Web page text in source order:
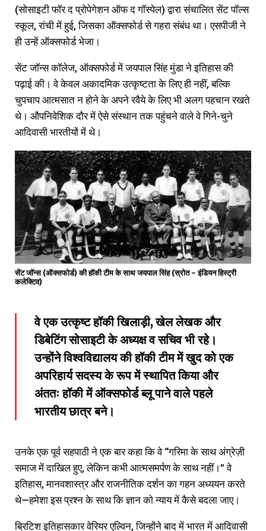
(सोसाइटी फॉर द प्रोपेगेशन ऑफ द गॉस्पेल) द्वारा संचालित सेंट पॉल्स
स्कूल, रांची में हुई, जिसका ऑक्सफोर्ड से गहरा संबंध था। एसपीजी ने
ही उन्हें ऑक्सफोर्ड भेजा।
सेंट जॉन्स कॉलेज, ऑक्सफोर्ड में जयपाल सिंह मुंडा ने इतिहास की
पढ़ाई की। वे केवल अकादमिक उत्कृष्टता के लिए ही नहीं, बल्कि
चुपचाप आत्मसात न होने के अपने रवैये के लिए भी अलग पहचान रखते
थे। औपनिवेशिक दौर में ऐसे संस्थान तक पहुंचने वाले वे गिने-चुने
आदिवासी भारतीयों में थे।
सेंट जॉन्स (ऑक्सफोर्ड) की हॉकी टीम के साथ जयपाल सिंह (स्रोत – इंडियन हिस्ट्री
कलेक्टिव)
वे एक उत्कृष्ट हॉकी खिलाड़ी, खेल लेखक और
डिबेटिंग सोसाइटी के अध्यक्ष व सचिव भी रहे।
उन्होंने विश्वविद्यालय की हॉकी टीम में खुद को एक
अपरिहार्य सदस्य के रूप में स्थापित किया और
अंततः हॉकी में ऑक्सफोर्ड ब्लू पाने वाले पहले
भारतीय छात्र बने।
उनके एक पूर्व सहपाठी ने एक बार कहा कि वे “गरिमा के साथ अंग्रेज़ी
समाज में दाखिल हुए, लेकिन कभी आत्मसमर्पण के साथ नहीं।” वे
इतिहास, मानवशास्त्र और राजनीतिक दर्शन का गहन अध्ययन करते
थे—हमेशा इस प्रश्न के साथ कि ज्ञान को न्याय में कैसे बदला जाए।
ब्रिटिश इतिहासकार वेरियर एल्विन, जिन्होंने बाद में भारत में आदिवासी